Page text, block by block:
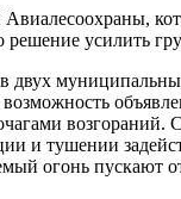
усилить
и тушении
огонь